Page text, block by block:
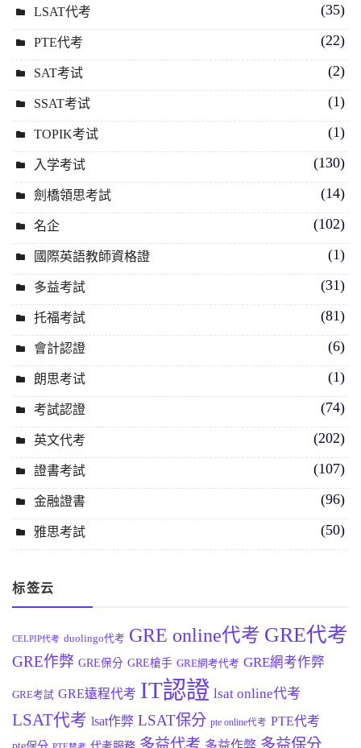
LSAT代考 (35)
PTE代考 (22)
SAT考试 (2)
SSAT考试 (1)
TOPIK考试 (1)
入学考试 (130)
劍橋領思考試 (14)
名企 (102)
國際英語教師資格證 (1)
多益考試 (31)
托福考試 (81)
會計認證 (6)
朗思考试 (1)
考試認證 (74)
英文代考 (202)
證書考試 (107)
金融證書 (96)
雅思考試 (50)
标签云
CELPIP代考 duolingo代考 GRE online代考 GRE代考
GRE作弊 GRE保分 GRE槍手 GRE網考代考 GRE網考作弊
GRE考試 GRE遠程代考 IT認證 lsat online代考
LSAT代考 lsat作弊 LSAT保分 pte online代考 PTE代考
pte保分 代考服務 多益代考 多益作弊 多益保分